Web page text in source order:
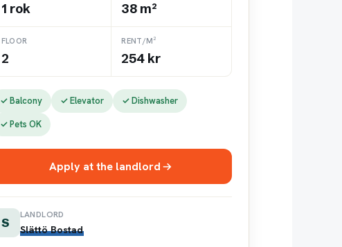
1 rok 38 m²
FLOOR
2
RENT/M²
254 kr
✓ Balcony ✓ Elevator
✓ Dishwasher
✓ Pets OK
Apply at the landlord
S
LANDLORD
Slättö Bostad